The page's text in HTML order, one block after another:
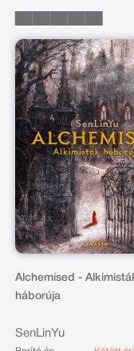
Alchemised -
háborúja
SenLinYu